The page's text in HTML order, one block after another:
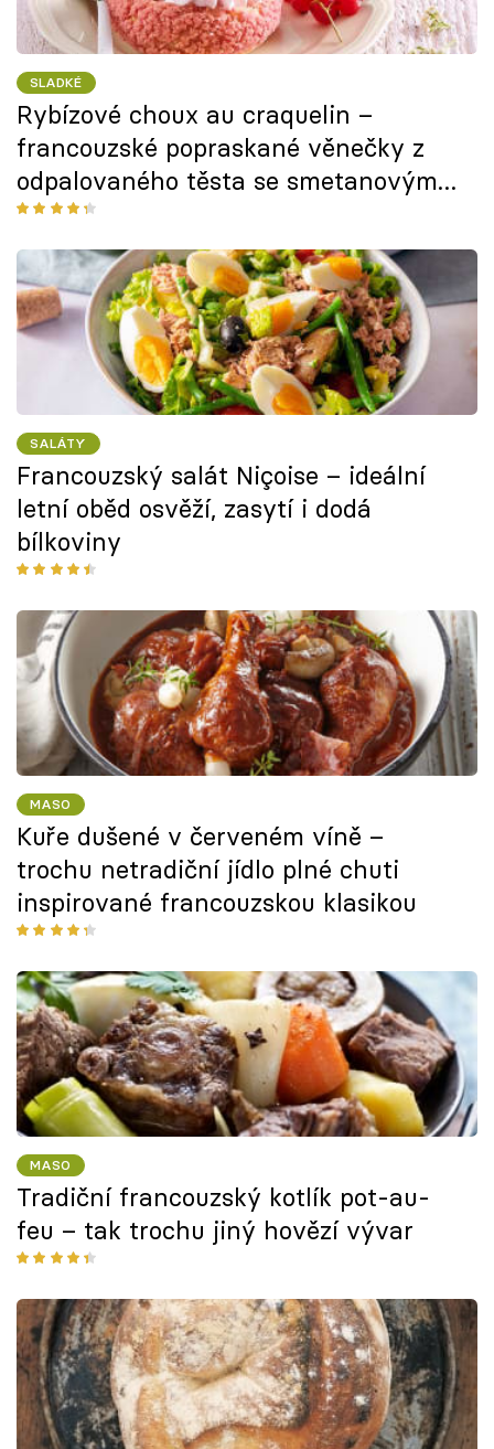
SLADKÉ
Rybízové choux au craquelin –
francouzské popraskané věnečky z
odpalovaného těsta se smetanovým
krémem
SALÁTY
Francouzský salát Niçoise – ideální
letní oběd osvěží, zasytí i dodá
bílkoviny
MASO
Kuře dušené v červeném víně –
trochu netradiční jídlo plné chuti
inspirované francouzskou klasikou
MASO
Tradiční francouzský kotlík pot-au-
feu – tak trochu jiný hovězí vývar